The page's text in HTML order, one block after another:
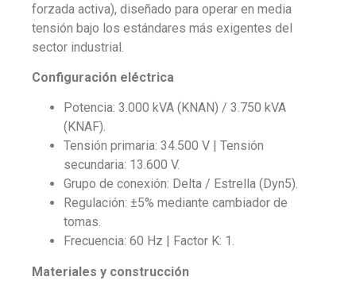
forzada activa), diseñado para operar en media
tensión bajo los estándares más exigentes del
sector industrial.
Configuración eléctrica
Potencia: 3.000 kVA (KNAN) / 3.750 kVA
(KNAF).
Tensión primaria: 34.500 V | Tensión
secundaria: 13.600 V.
Grupo de conexión: Delta / Estrella (Dyn5).
Regulación: ±5% mediante cambiador de
tomas.
Frecuencia: 60 Hz | Factor K: 1.
Materiales y construcción